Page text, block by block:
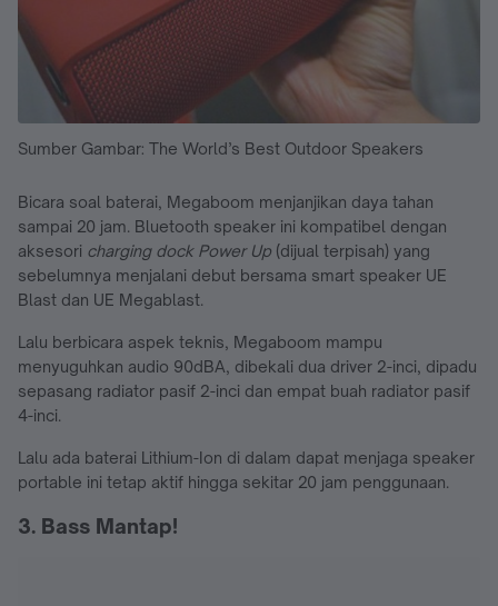
Sumber Gambar: The World’s Best Outdoor Speakers
Bicara soal baterai, Megaboom menjanjikan daya tahan
sampai 20 jam. Bluetooth speaker ini kompatibel dengan
aksesori charging dock Power Up (dijual terpisah) yang
sebelumnya menjalani debut bersama smart speaker UE
Blast dan UE Megablast.
Lalu berbicara aspek teknis, Megaboom mampu
menyuguhkan audio 90dBA, dibekali dua driver 2-inci, dipadu
sepasang radiator pasif 2-inci dan empat buah radiator pasif
4-inci.
Lalu ada baterai Lithium-Ion di dalam dapat menjaga speaker
portable ini tetap aktif hingga sekitar 20 jam penggunaan.
3. Bass Mantap!